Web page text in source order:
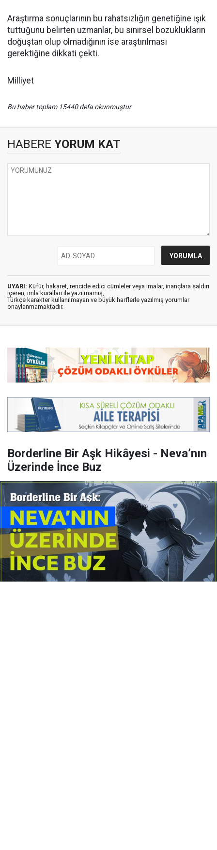
Araştırma sonuçlarının bu rahatsızlığın genetiğine ışık
tuttuğunu belirten uzmanlar, bu sinirsel bozuklukların
doğuştan olup olmadığının ise araştırılması
gerektiğine dikkati çekti.
Milliyet
Bu haber toplam 15440 defa okunmuştur
HABERE YORUM KAT
UYARI: Küfür, hakaret, rencide edici cümleler veya imalar, inançlara saldırı
içeren, imla kuralları ile yazılmamış,
Türkçe karakter kullanılmayan ve büyük harflerle yazılmış yorumlar
onaylanmamaktadır.
Borderline Bir Aşk Hikâyesi - Neva’nın
Üzerinde İnce Buz